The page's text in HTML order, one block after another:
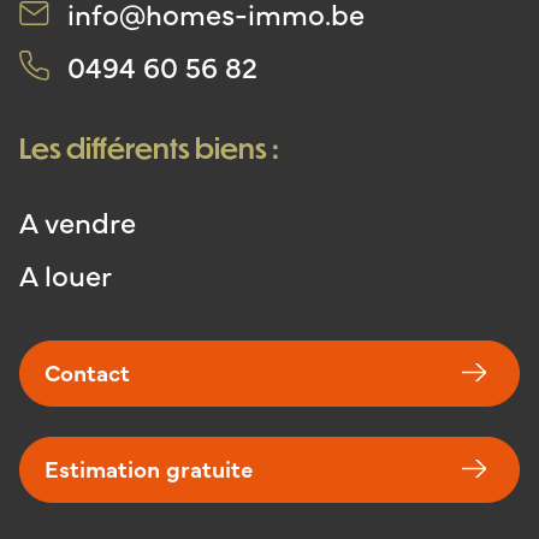
info@homes-immo.be
0494 60 56 82
Les différents biens :
A vendre
A louer
Contact
Estimation gratuite